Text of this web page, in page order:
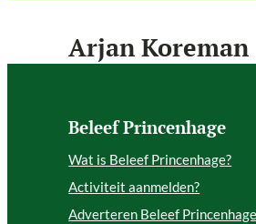
Arjan Koreman
Beleef Princenhage
Wat is Beleef Princenhage?
Activiteit aanmelden?
Adverteren Beleef